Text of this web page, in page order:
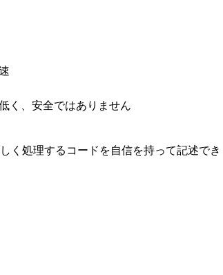
く、安全ではありません
く処理するコードを自信を持って記述でき